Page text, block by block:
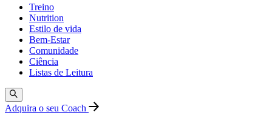
Treino
Nutrition
Estilo de vida
Bem-Estar
Comunidade
Ciência
Listas de Leitura
Adquira o seu Coach